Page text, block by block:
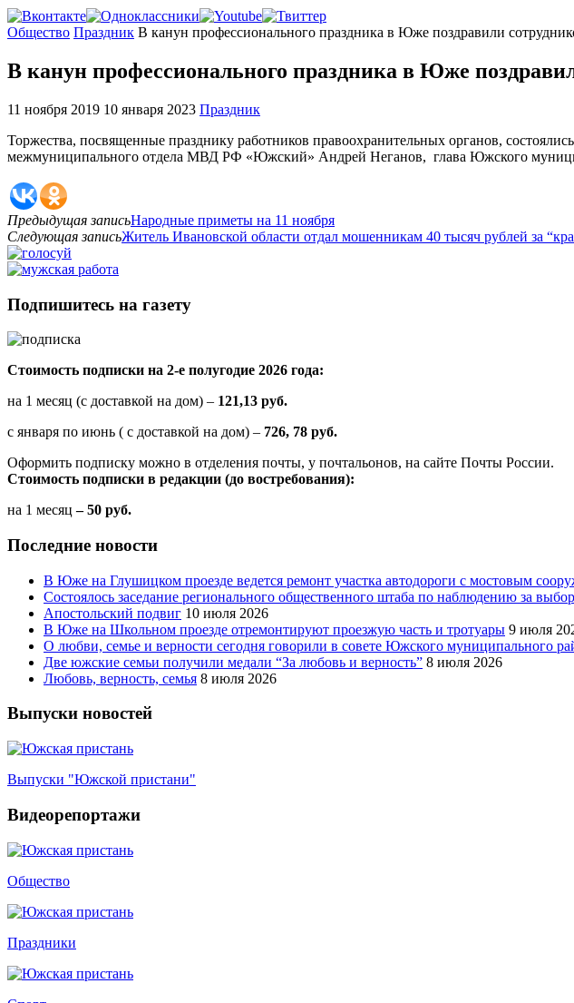
Главная
Общество Праздник В канун профессионального праздника в Юже поздравили
В канун профессионального праздника в Юже
11 ноября 2019 10 января 2023 Праздник
Торжества, посвященные празднику работников правоохранительных органов,
межмуниципального отдела МВД РФ «Южский» Андрей Неганов, глава Южского
Предыдущая записьНародные приметы на 11 ноября
Следующая записьЖитель Ивановской области отдал мошенникам 40 тысяч рублей за
Подпишитесь на газету
Стоимость подписки на 2-е полугодие 2026 года:
на 1 месяц (с доставкой на дом) – 121,13 руб.
с января по июнь ( с доставкой на дом) – 726, 78 руб.
Оформить подписку можно в отделения почты, у почтальонов, на сайте Почты России.
Стоимость подписки в редакции (до востребования):
на 1 месяц – 50 руб.
Последние новости
В Юже на Глушицком проезде ведется ремонт участка автодороги с мостовым
Состоялось заседание регионального общественного штаба по наблюдению за
Апостольский подвиг 10 июля 2026
В Юже на Школьном проезде отремонтируют проезжую часть и тротуары 9 июля
О любви, семье и верности сегодня говорили в совете Южского муниципального
Две южские семьи получили медали “За любовь и верность” 8 июля 2026
Любовь, верность, семья 8 июля 2026
Выпуски новостей
Выпуски "Южской пристани"
Видеорепортажи
Общество
Праздники